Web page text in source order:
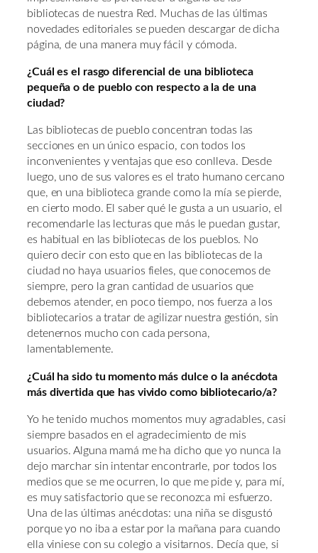
bibliotecas de nuestra Red. Muchas de las últimas
novedades editoriales se pueden descargar de dicha
página, de una manera muy fácil y cómoda.
¿Cuál es el rasgo diferencial de una biblioteca
pequeña o de pueblo con respecto a la de una
ciudad?
Las bibliotecas de pueblo concentran todas las
secciones en un único espacio, con todos los
inconvenientes y ventajas que eso conlleva. Desde
luego, uno de sus valores es el trato humano cercano
que, en una biblioteca grande como la mía se pierde,
en cierto modo. El saber qué le gusta a un usuario, el
recomendarle las lecturas que más le puedan gustar,
es habitual en las bibliotecas de los pueblos. No
quiero decir con esto que en las bibliotecas de la
ciudad no haya usuarios fieles, que conocemos de
siempre, pero la gran cantidad de usuarios que
debemos atender, en poco tiempo, nos fuerza a los
bibliotecarios a tratar de agilizar nuestra gestión, sin
detenernos mucho con cada persona,
lamentablemente.
¿Cuál ha sido tu momento más dulce o la anécdota
más divertida que has vivido como bibliotecario/a?
Yo he tenido muchos momentos muy agradables, casi
siempre basados en el agradecimiento de mis
usuarios. Alguna mamá me ha dicho que yo nunca la
dejo marchar sin intentar encontrarle, por todos los
medios que se me ocurren, lo que me pide y, para mí,
es muy satisfactorio que se reconozca mi esfuerzo.
Una de las últimas anécdotas: una niña se disgustó
porque yo no iba a estar por la mañana para cuando
ella viniese con su colegio a visitarnos. Decía que, si